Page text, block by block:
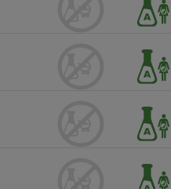
Réfrigérateur